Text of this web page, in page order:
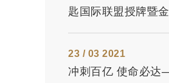
匙国际联盟授牌暨
理授徽仪式
23 / 03 2021
冲刺百亿 使命必